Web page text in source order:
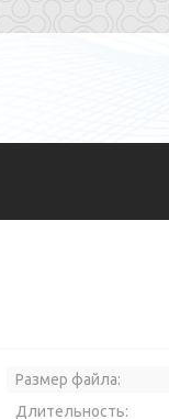
Размер файла:
Длительность: